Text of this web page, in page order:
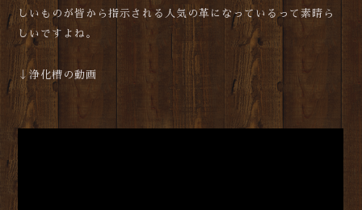
しいものが皆から指示される人気の革になっているって素晴ら
しいですよね。
↓浄化槽の動画